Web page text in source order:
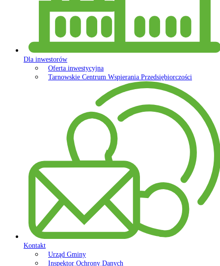
Dla inwestorów
Oferta inwestycyjna
Tarnowskie Centrum Wspierania Przedsiębiorczości
Kontakt
Urząd Gminy
Inspektor Ochrony Danych